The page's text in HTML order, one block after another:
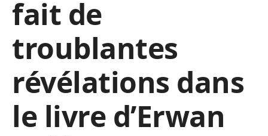
fait de
troublantes
révélations dans
le livre d’Erwan